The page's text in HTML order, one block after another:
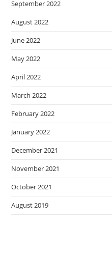
September 2022
August 2022
June 2022
May 2022
April 2022
March 2022
February 2022
January 2022
December 2021
November 2021
October 2021
August 2019